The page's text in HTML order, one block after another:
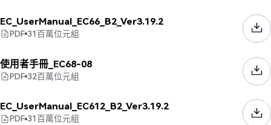
EC_UserManual_EC66_B2_Ver3.19.2
PDF 31百萬位元組
使用者手冊_EC68-08
PDF 32百萬位元組
EC_UserManual_EC612_B2_Ver3.19.2
PDF 31百萬位元組